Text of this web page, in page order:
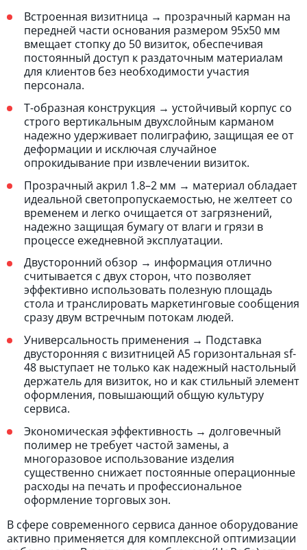
Встроенная визитница → прозрачный карман на
передней части основания размером 95х50 мм
вмещает стопку до 50 визиток, обеспечивая
постоянный доступ к раздаточным материалам
для клиентов без необходимости участия
персонала.
Т-образная конструкция → устойчивый корпус со
строго вертикальным двухслойным карманом
надежно удерживает полиграфию, защищая ее от
деформации и исключая случайное
опрокидывание при извлечении визиток.
Прозрачный акрил 1.8–2 мм → материал обладает
идеальной светопропускаемостью, не желтеет со
временем и легко очищается от загрязнений,
надежно защищая бумагу от влаги и грязи в
процессе ежедневной эксплуатации.
Двусторонний обзор → информация отлично
считывается с двух сторон, что позволяет
эффективно использовать полезную площадь
стола и транслировать маркетинговые сообщения
сразу двум встречным потокам людей.
Универсальность применения → Подставка
двусторонняя с визитницей А5 горизонтальная sf-
48 выступает не только как надежный настольный
держатель для визиток, но и как стильный элемент
оформления, повышающий общую культуру
сервиса.
Экономическая эффективность → долговечный
полимер не требует частой замены, а
многоразовое использование изделия
существенно снижает постоянные операционные
расходы на печать и профессиональное
оформление торговых зон.
В сфере современного сервиса данное оборудование
активно применяется для комплексной оптимизации